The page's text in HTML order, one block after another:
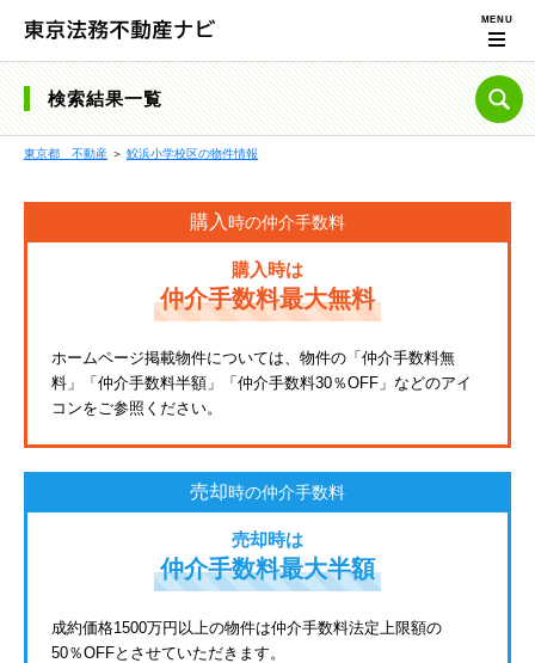
検索結果一覧
東京都 不動産 ＞ 鮫浜小学校区の物件情報
購入時の仲介手数料
購入時は
仲介手数料最大無料
ホームページ掲載物件については、物件の「仲介手数料無
料」「仲介手数料半額」「仲介手数料30％OFF」などのアイ
コンをご参照ください。
売却時の仲介手数料
売却時は
仲介手数料最大半額
成約価格1500万円以上の物件は仲介手数料法定上限額の
50％OFFとさせていただきます。